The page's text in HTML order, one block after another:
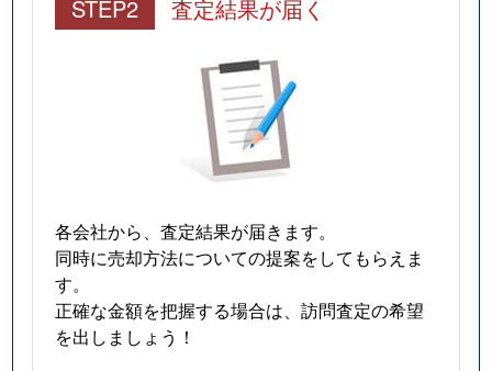
STEP2 査定結果が届く
各会社から、査定結果が届きます。
同時に売却方法についての提案をしてもらえま
す。
正確な金額を把握する場合は、訪問査定の希望
を出しましょう！